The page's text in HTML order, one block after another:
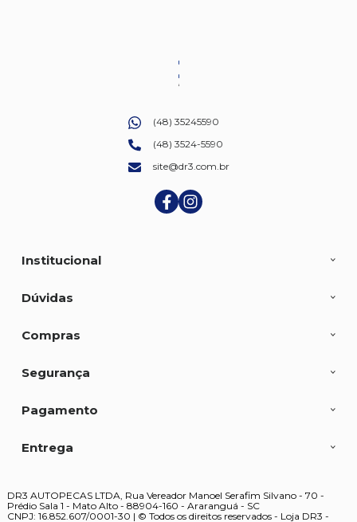
(48) 35245590
(48) 3524-5590
site@dr3.com.br
Institucional
Dúvidas
Compras
Segurança
Pagamento
Entrega
DR3 AUTOPECAS LTDA, Rua Vereador Manoel Serafim Silvano - 70 -
Prédio Sala 1 - Mato Alto - 88904-160 - Araranguá - SC
CNPJ: 16.852.607/0001-30 | © Todos os direitos reservados - Loja DR3 -